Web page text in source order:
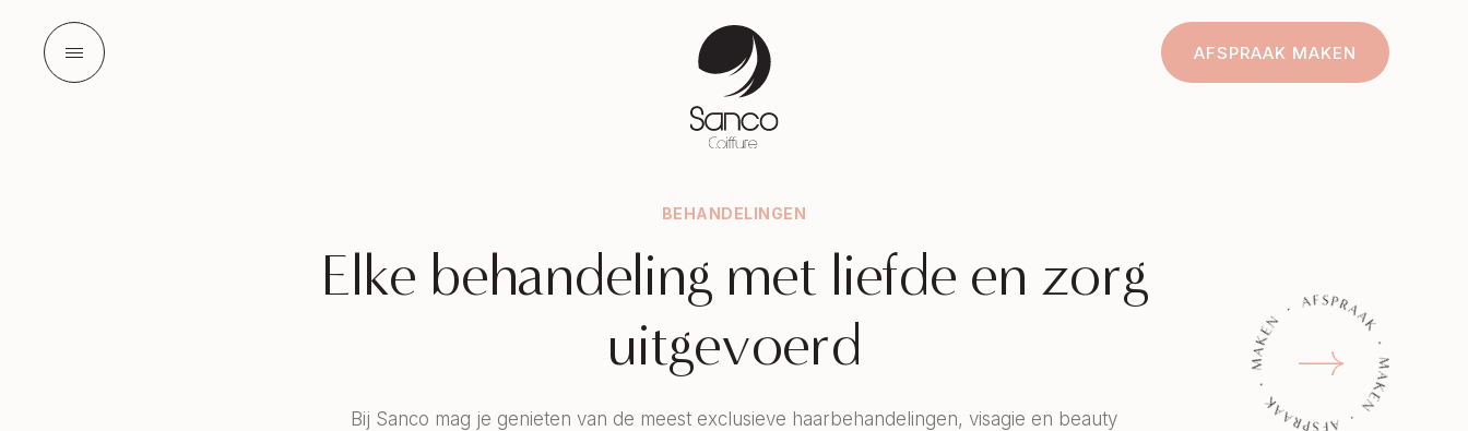
AFSPRAAK MAKEN
BEHANDELINGEN
Elke behandeling met liefde en zorg
uitgevoerd
Bij Sanco mag je genieten van de meest exclusieve haarbehandelingen, visagie en beauty